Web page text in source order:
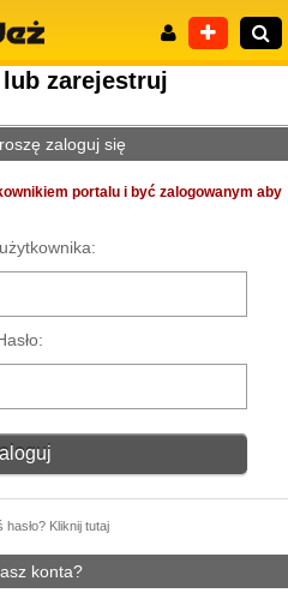
zaawansowane
zarejestruj
zaloguj się
portalu i być zalogowanym aby
hasło? Kliknij tutaj
konta?